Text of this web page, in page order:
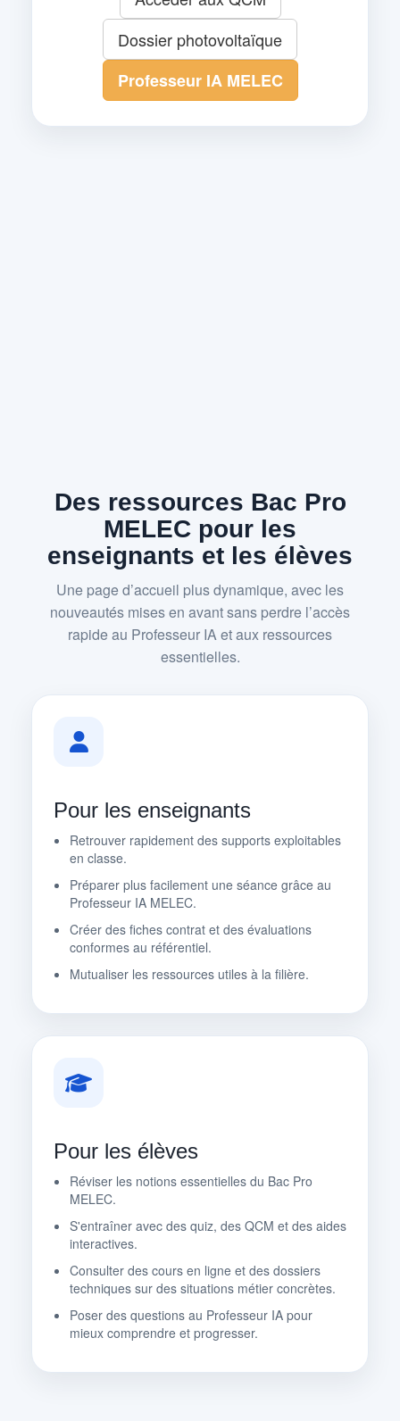
Dossier photovoltaïque
Professeur IA MELEC
Des ressources Bac Pro
MELEC pour les
enseignants et les élèves
Une page d’accueil plus dynamique, avec les
nouveautés mises en avant sans perdre l’accès
rapide au Professeur IA et aux ressources
essentielles.
Pour les enseignants
Retrouver rapidement des supports exploitables
en classe.
Préparer plus facilement une séance grâce au
Professeur IA MELEC.
Créer des fiches contrat et des évaluations
conformes au référentiel.
Mutualiser les ressources utiles à la filière.
Pour les élèves
Réviser les notions essentielles du Bac Pro
MELEC.
S'entraîner avec des quiz, des QCM et des aides
interactives.
Consulter des cours en ligne et des dossiers
techniques sur des situations métier concrètes.
Poser des questions au Professeur IA pour
mieux comprendre et progresser.